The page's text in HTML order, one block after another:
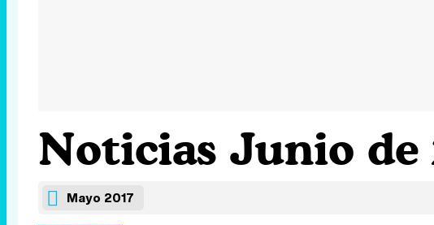
Noticias Junio de
Mayo 2017